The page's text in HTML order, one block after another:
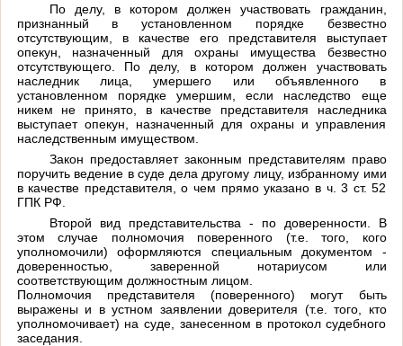
По делу, в котором должен участвовать гражданин,
признанный в установленном порядке безвестно
отсутствующим, в качестве его представителя выступает
опекун, назначенный для охраны имущества безвестно
отсутствующего. По делу, в котором должен участвовать
наследник лица, умершего или объявленного в
установленном порядке умершим, если наследство еще
никем не принято, в качестве представителя наследника
выступает опекун, назначенный для охраны и управления
наследственным имуществом.
Закон предоставляет законным представителям право
поручить ведение в суде дела другому лицу, избранному ими
в качестве представителя, о чем прямо указано в ч. 3 ст. 52
ГПК РФ.
Второй вид представительства - по доверенности. В
этом случае полномочия поверенного (т.е. того, кого
уполномочили) оформляются специальным документом -
доверенностью, заверенной нотариусом или
соответствующим должностным лицом.
Полномочия представителя (поверенного) могут быть
выражены и в устном заявлении доверителя (т.е. того, кто
уполномочивает) на суде, занесенном в протокол судебного
заседания.